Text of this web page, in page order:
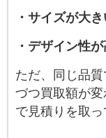
・サイズが大
・デザイン性
ただ、同じ品
づつ買取額が
で見積りを取っ